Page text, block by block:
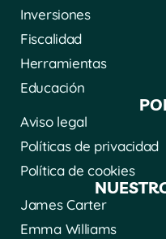
Inversiones
Fiscalidad
Herramientas
Educación
Aviso legal
Políticas de privacidad
Política de cookies
James Carter
Emma Williams